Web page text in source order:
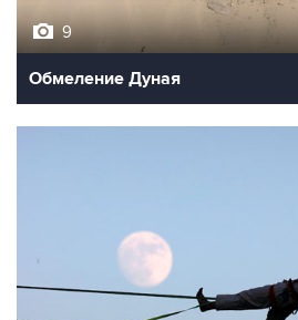
9
Обмеление Дуная